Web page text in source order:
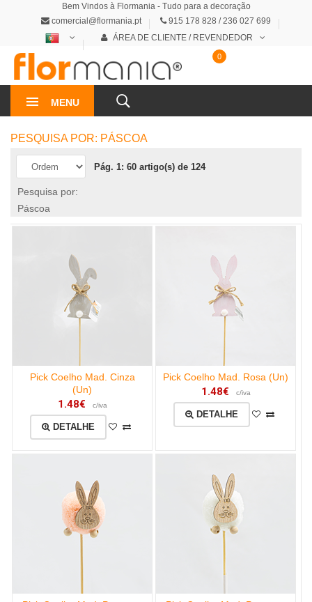
Bem Vindos à Flormania - Tudo para a decoração
comercial@flormania.pt
915 178 828 / 236 027 699
ÁREA DE CLIENTE / REVENDEDOR
MENU
0
PESQUISA POR: PÁSCOA
Pág. 1: 60 artigo(s) de 124
Pesquisa por:
Páscoa
Pick Coelho Mad. Cinza
(Un)
1.48€ c/iva
DETALHE
Pick Coelho Mad. Rosa (Un)
1.48€ c/iva
DETALHE